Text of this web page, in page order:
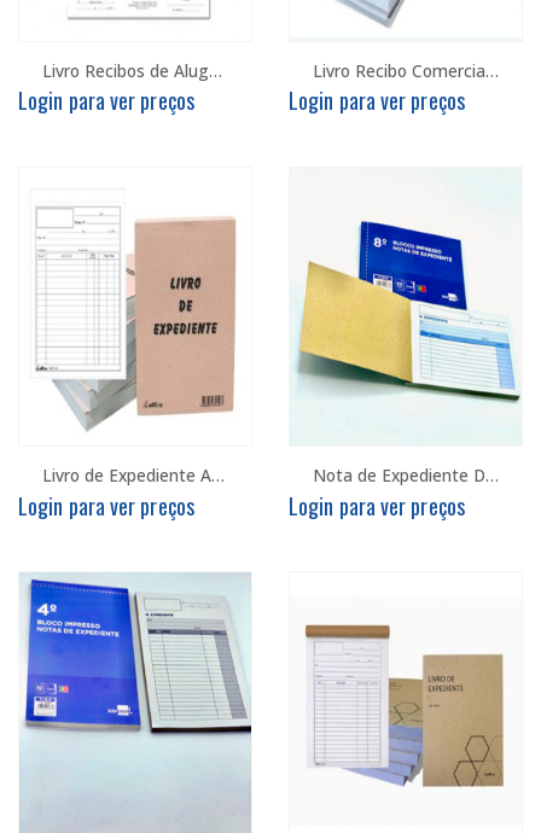
Livro Recibos de Aluguer c/100F
Login para ver preços
Livro Recibo Comercial c/100F
Login para ver preços
Livro de Expediente A5 100x100F Autocopiativo
Login para ver preços
Nota de Expediente Duplo 105x155mm
Login para ver preços